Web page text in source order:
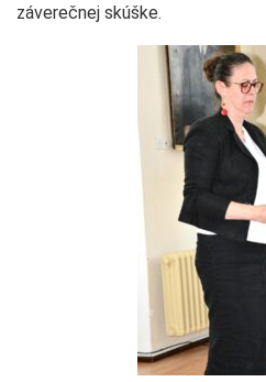
záverečnej skúške.